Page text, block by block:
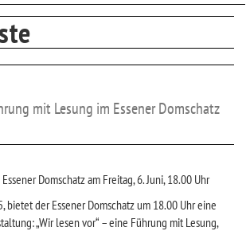
mit Lesung im Essener Domschatz
Domschatz am Freitag, 6. Juni, 18.00 Uhr
bietet der Essener Domschatz um 18.00 Uhr eine
„Wir lesen vor“ – eine Führung mit Lesung,